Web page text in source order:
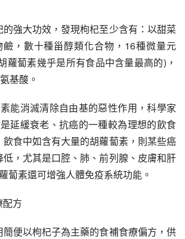
強大功效，發現枸杞至少含有：以甜菜
，數十種甾醇類化合物，16種微量元
蘿蔔素幾乎是所有食品中含量最高的)，
基酸。
能消滅清除自由基的惡性作用，科學家
延緩衰老、抗癌的一種較為理想的飲食
食中如含有大量的胡蘿蔔素，則某些癌
，尤其是口腔、肺、前列腺、皮膚和肝
蔔素還可增強人體免疫系統功能。
配方
便以枸杞子為主藥的食補食療偏方，供